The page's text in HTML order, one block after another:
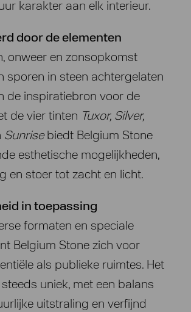
karakter aan elk interieur.
door de elementen
onweer en zonsopkomst
sporen in steen achtergelaten
de inspiratiebron voor de
de vier tinten Tuxor, Silver,
Sunrisebiedt Belgium Stone
esthetische mogelijkheden,
en stoer tot zacht en licht.
in toepassing
formaten en speciale
Belgium Stone zich voor
als publieke ruimtes. Het
uniek, met een balans
uitstraling en verfijnd